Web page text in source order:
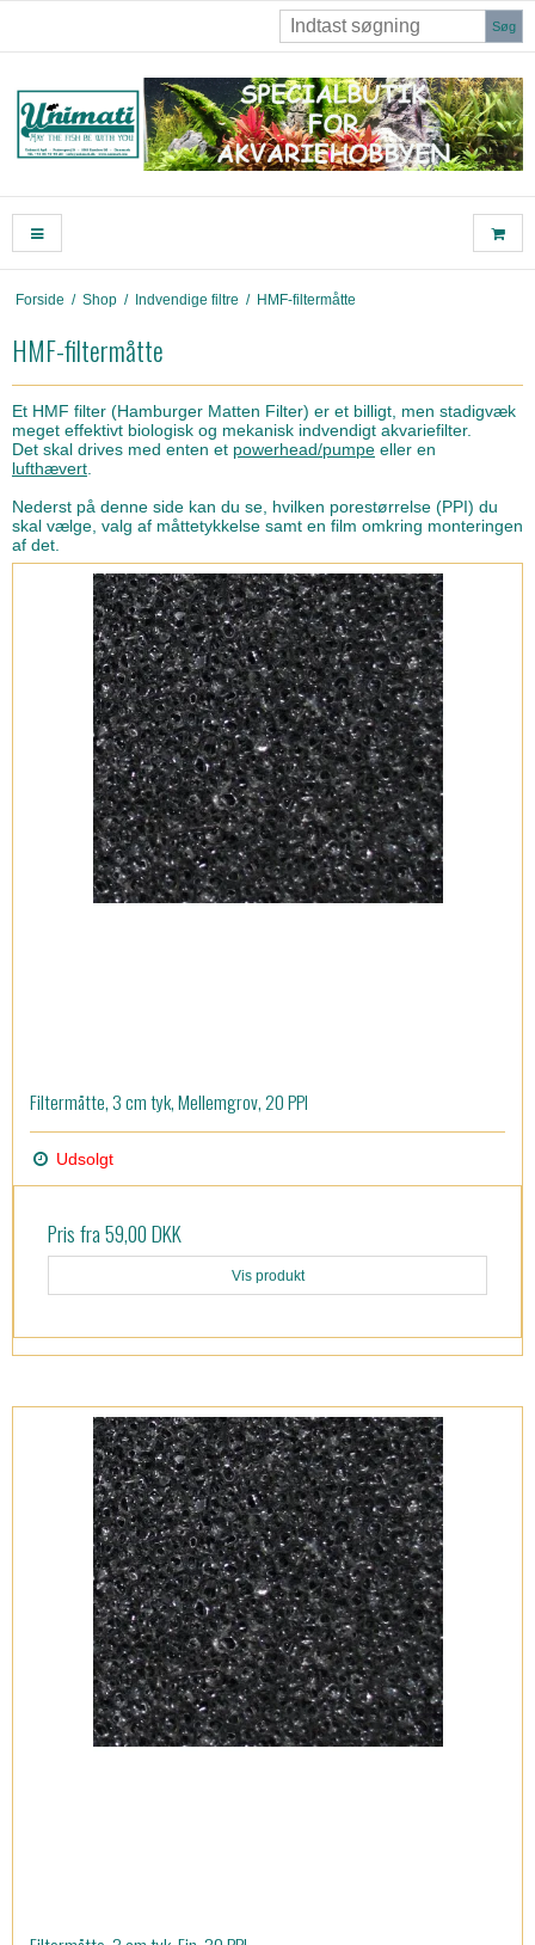
Søg
Forside / Shop / Indvendige filtre / HMF-filtermåtte
HMF-filtermåtte
Et HMF filter (Hamburger Matten Filter) er et billigt, men stadigvæk
meget effektivt biologisk og mekanisk indvendigt akvariefilter.
Det skal drives med enten et powerhead/pumpe eller en
lufthævert.
Nederst på denne side kan du se, hvilken porestørrelse (PPI) du
skal vælge, valg af måttetykkelse samt en film omkring monteringen
af det.
Filtermåtte, 3 cm tyk, Mellemgrov, 20 PPI
Udsolgt
Pris fra59,00 DKK
Vis produkt